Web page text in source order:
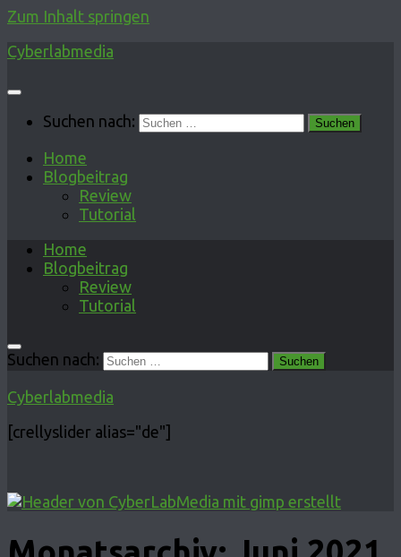
Zum Inhalt springen
Cyberlabmedia
Suchen nach:
Home
Blogbeitrag
Review
Tutorial
Home
Blogbeitrag
Review
Tutorial
Suchen nach:
Cyberlabmedia
[crellyslider alias="de"]